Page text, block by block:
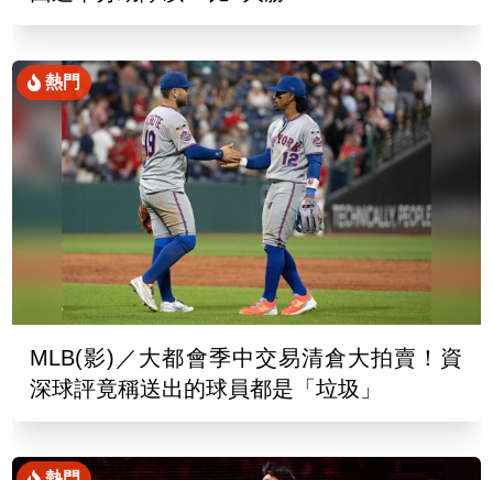
熱門
MLB(影)／大都會季中交易清倉大拍賣！資
深球評竟稱送出的球員都是「垃圾」